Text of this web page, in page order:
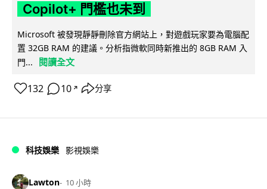
Copilot+ 門檻也未到
Microsoft 被發現靜靜刪除官方網站上，對遊戲玩家要為電腦配
置 32GB RAM 的建議。分析指微軟同時新推出的 8GB RAM 入
門...
閱讀全文
132 10 ↗ 分享
科技娛樂 影視娛樂
Lawton 10 小時